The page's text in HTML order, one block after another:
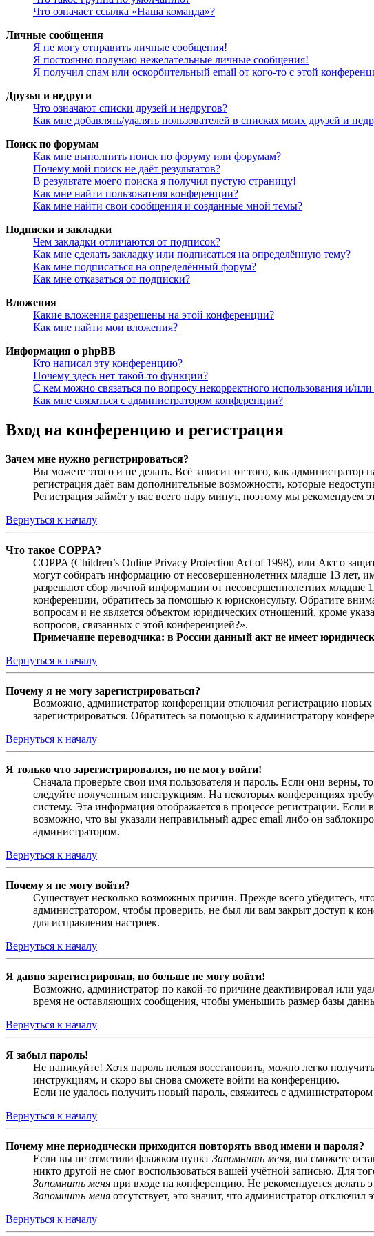
Что означает ссылка «Наша команда»?
Личные сообщения
Я не могу отправить личные сообщения!
Я постоянно получаю нежелательные личные сообщения!
Я получил спам или оскорбительный email от кого-то с этой
Друзья и недруги
Что означают списки друзей и недругов?
Как мне добавлять/удалять пользователей в списках моих друзей и
Поиск по форумам
Как мне выполнить поиск по форуму или форумам?
Почему мой поиск не даёт результатов?
В результате моего поиска я получил пустую страницу!
Как мне найти пользователя конференции?
Как мне найти свои сообщения и созданные мной темы?
Подписки и закладки
Чем закладки отличаются от подписок?
Как мне сделать закладку или подписаться на определённую тему?
Как мне подписаться на определённый форум?
Как мне отказаться от подписки?
Вложения
Какие вложения разрешены на этой конференции?
Как мне найти мои вложения?
Информация о phpBB
Кто написал эту конференцию?
Почему здесь нет такой-то функции?
С кем можно связаться по вопросу некорректного использования и/
Как мне связаться с администратором конференции?
Вход на конференцию и регистрация
Зачем мне нужно регистрироваться?
Вы можете этого и не делать. Всё зависит от того, как
регистрация даёт вам дополнительные возможности, которые
Регистрация займёт у вас всего пару минут, поэтому мы рекомендуем
Вернуться к началу
Что такое COPPA?
COPPA (Children’s Online Privacy Protection Act of 1998), или Акт о
могут собирать информацию от несовершеннолетних младше 13 лет,
разрешают сбор личной информации от несовершеннолетних младше
конференции, обратитесь за помощью к юрисконсульту. Обратите
вопросам и не является объектом юридических отношений, кроме
вопросов, связанных с этой конференцией?».
Примечание переводчика: в России данный акт не имеет
Вернуться к началу
Почему я не могу зарегистрироваться?
Возможно, администратор конференции отключил регистрацию
зарегистрироваться. Обратитесь за помощью к администратору
Вернуться к началу
Я только что зарегистрировался, но не могу войти!
Сначала проверьте свои имя пользователя и пароль. Если они верны,
следуйте полученным инструкциям. На некоторых конференциях
систему. Эта информация отображается в процессе регистрации.
возможно, что вы указали неправильный адрес email либо он
администратором.
Вернуться к началу
Почему я не могу войти?
Существует несколько возможных причин. Прежде всего убедитесь,
администратором, чтобы проверить, не был ли вам закрыт доступ к
для исправления настроек.
Вернуться к началу
Я давно зарегистрирован, но больше не могу войти!
Возможно, администратор по какой-то причине деактивировал или
время не оставляющих сообщения, чтобы уменьшить размер базы
Вернуться к началу
Я забыл пароль!
Не паникуйте! Хотя пароль нельзя восстановить, можно легко
инструкциям, и скоро вы снова сможете войти на конференцию.
Если не удалось получить новый пароль, свяжитесь с
Вернуться к началу
Почему мне периодически приходится повторять ввод имени и пароля?
Если вы не отметили флажком пункт Запомнить меня, вы сможете
никто другой не смог воспользоваться вашей учётной записью. Для
Запомнить меня при входе на конференцию. Не рекомендуется делать
Запомнить меня отсутствует, это значит, что администратор
Вернуться к началу